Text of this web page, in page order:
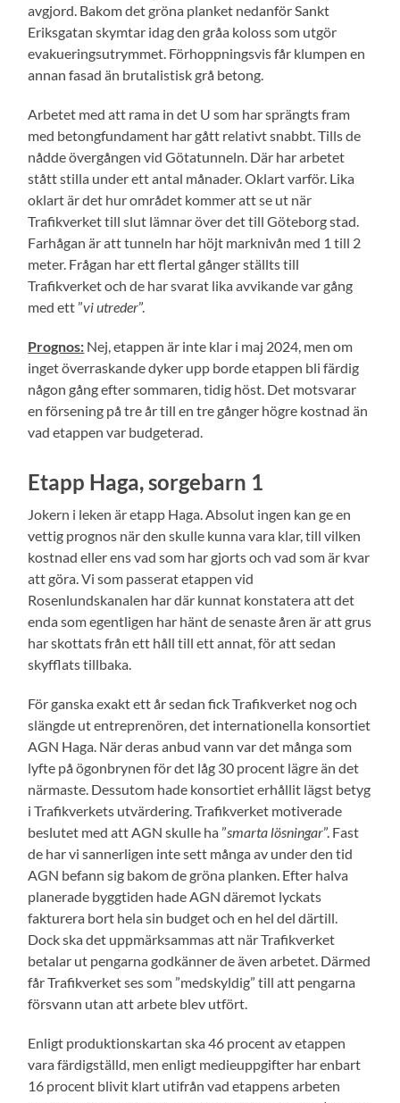
avgjord. Bakom det gröna planket nedanför Sankt
Eriksgatan skymtar idag den gråa koloss som utgör
evakueringsutrymmet. Förhoppningsvis får klumpen en
annan fasad än brutalistisk grå betong.
Arbetet med att rama in det U som har sprängts fram
med betongfundament har gått relativt snabbt. Tills de
nådde övergången vid Götatunneln. Där har arbetet
stått stilla under ett antal månader. Oklart varför. Lika
oklart är det hur området kommer att se ut när
Trafikverket till slut lämnar över det till Göteborg stad.
Farhågan är att tunneln har höjt marknivån med 1 till 2
meter. Frågan har ett flertal gånger ställts till
Trafikverket och de har svarat lika avvikande var gång
med ett ”vi utreder”.
Prognos: Nej, etappen är inte klar i maj 2024, men om
inget överraskande dyker upp borde etappen bli färdig
någon gång efter sommaren, tidig höst. Det motsvarar
en försening på tre år till en tre gånger högre kostnad än
vad etappen var budgeterad.
Etapp Haga, sorgebarn 1
Jokern i leken är etapp Haga. Absolut ingen kan ge en
vettig prognos när den skulle kunna vara klar, till vilken
kostnad eller ens vad som har gjorts och vad som är kvar
att göra. Vi som passerat etappen vid
Rosenlundskanalen har där kunnat konstatera att det
enda som egentligen har hänt de senaste åren är att grus
har skottats från ett håll till ett annat, för att sedan
skyfflats tillbaka.
För ganska exakt ett år sedan fick Trafikverket nog och
slängde ut entreprenören, det internationella konsortiet
AGN Haga. När deras anbud vann var det många som
lyfte på ögonbrynen för det låg 30 procent lägre än det
närmaste. Dessutom hade konsortiet erhållit lägst betyg
i Trafikverkets utvärdering. Trafikverket motiverade
beslutet med att AGN skulle ha ”smarta lösningar”. Fast
de har vi sannerligen inte sett många av under den tid
AGN befann sig bakom de gröna planken. Efter halva
planerade byggtiden hade AGN däremot lyckats
fakturera bort hela sin budget och en hel del därtill.
Dock ska det uppmärksammas att när Trafikverket
betalar ut pengarna godkänner de även arbetet. Därmed
får Trafikverket ses som ”medskyldig” till att pengarna
försvann utan att arbete blev utfört.
Enligt produktionskartan ska 46 procent av etappen
vara färdigställd, men enligt medieuppgifter har enbart
16 procent blivit klart utifrån vad etappens arbeten